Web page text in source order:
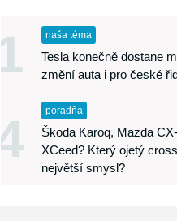
1 naša téma
Tesla konečně dostane
změní auta i pro české
4 poradňa
Škoda Karoq, Mazda
XCeed? Který ojetý
největší smysl?